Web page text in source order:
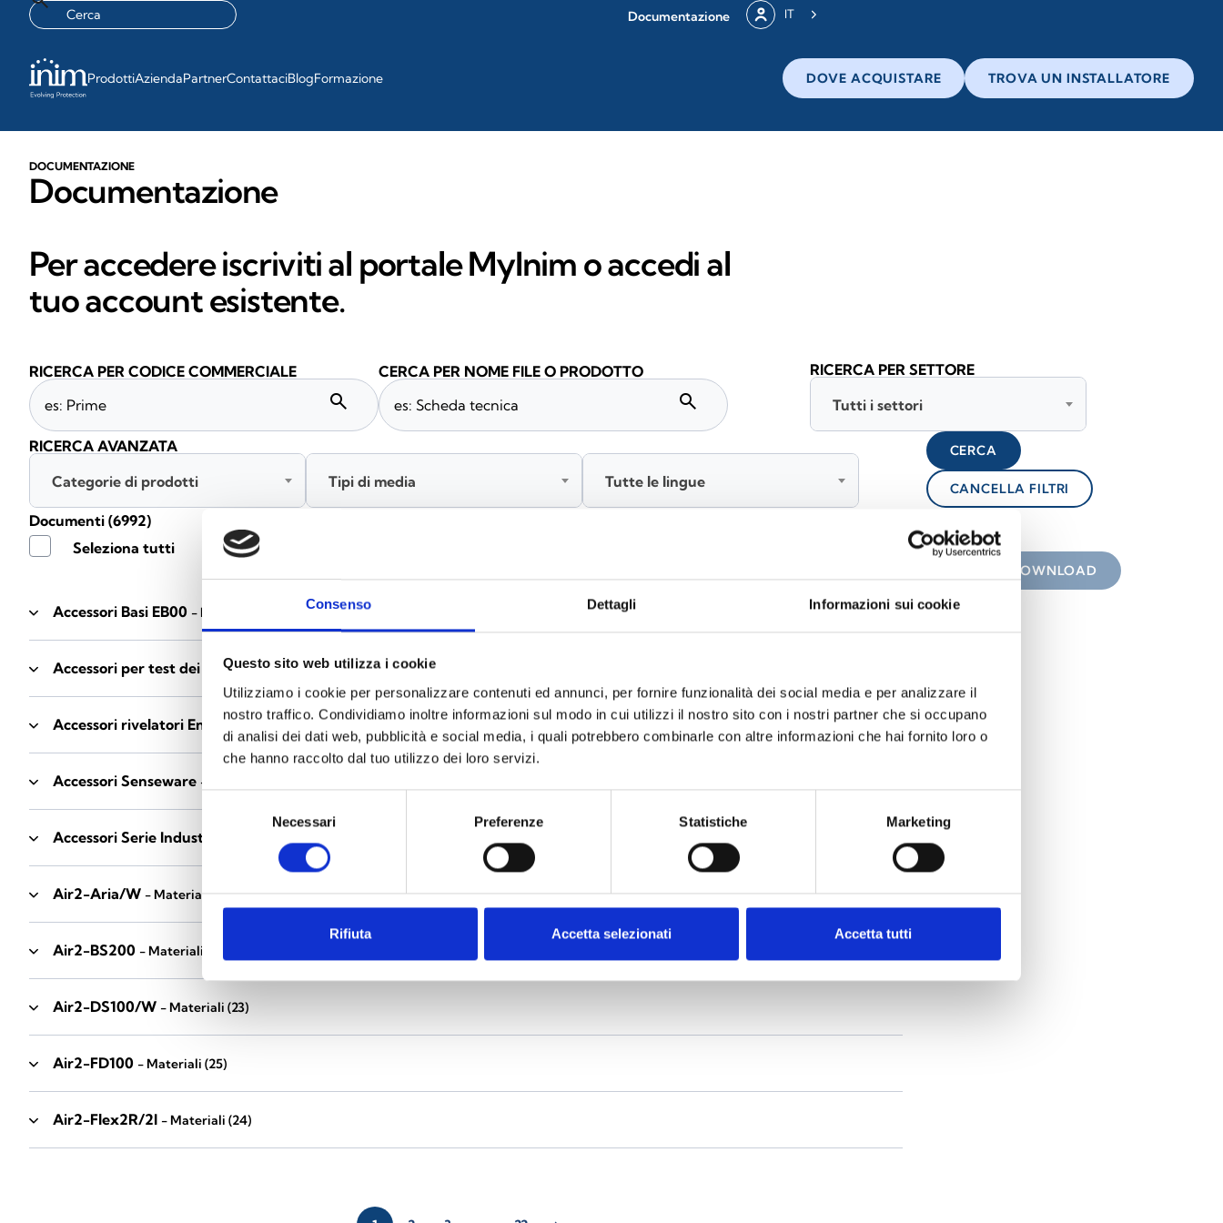
Consenso Dettagli Informazioni sui cookie
Questo sito web utilizza i cookie
Utilizziamo i cookie per personalizzare contenuti ed annunci, per fornire funzionalità dei social media e per analizzare il
nostro traffico. Condividiamo inoltre informazioni sul modo in cui utilizzi il nostro sito con i nostri partner che si occupano
di analisi dei dati web, pubblicità e social media, i quali potrebbero combinarle con altre informazioni che hai fornito loro o
che hanno raccolto dal tuo utilizzo dei loro servizi.
consenso
Necessari Preferenze Statistiche Marketing
Rifiuta Accetta selezionati Accetta tutti
Documentazione IT
ProdottiAziendaPartnerContattaciBlogFormazione DOVE ACQUISTARE TROVA UN INSTALLATORE
DOCUMENTAZIONE
Documentazione
Per accedere iscriviti al portale MyInim o accedi al
tuo account esistente.
Accessori Basi EB00 - Materiali
Accessori per test dei rivelatori - Materiali(6)
Accessori rivelatori Enea - Materiali(35)
Accessori Senseware - Materiali
Accessori Serie Industrial
Air2-Aria/W - Materiali(23)
Air2-BS200 - Materiali
Air2-DS100/W - Materiali (23)
Air2-FD100 - Materiali (25)
Air2-Flex2R/2I - Materiali (24)
Documenti (6992)
Seleziona tutti
DOWNLOAD
RICERCA PER CODICE COMMERCIALE
search
CERCA PER NOME FILE O PRODOTTO
search
RICERCA PER SETTORE
Tutti i settori
RICERCA AVANZATA
Categorie di prodotti
Tipi di media Tutte le lingue
CERCA
CANCELLA FILTRI